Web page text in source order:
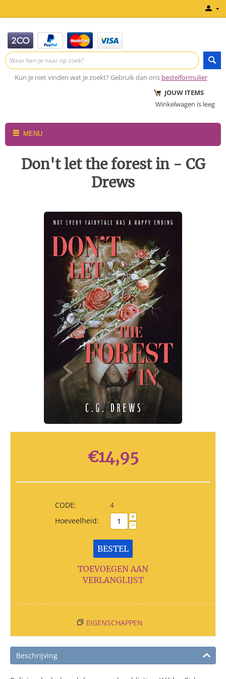
Kun je niet vinden wat je zoekt? Gebruik dan ons bestelformulier
JOUW ITEMS
Winkelwagen is leeg
MENU
Don't let the forest in - CG
Drews
€14,95
CODE:
4
Hoeveelheid:
+
−
BESTEL
TOEVOEGEN AAN
VERLANGLIJST
EIGENSCHAPPEN
Beschrijving